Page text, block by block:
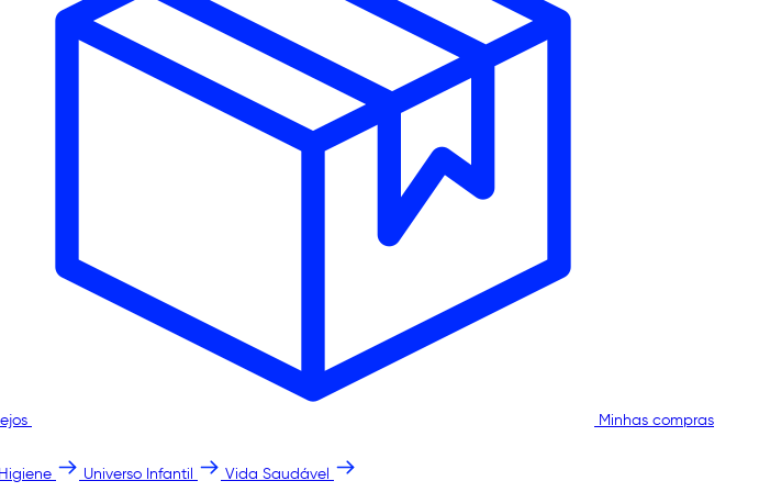
Minhas compras
Higiene Universo Infantil Vida Saudável